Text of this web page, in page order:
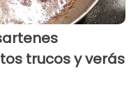
trucos y verás